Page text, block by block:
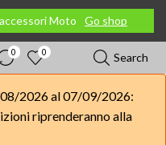
Moto Go shop
0 0 Search
2026 al 07/09/2026:
riprenderanno alla